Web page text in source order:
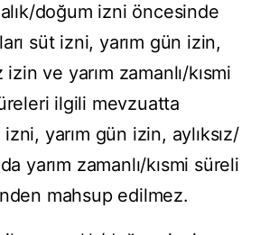
doğum izni öncesinde
süt izni, yarım gün izin,
izin ve yarım zamanlı/kısmi
ilgili mevzuatta
yarım gün izin, aylıksız/
yarım zamanlı/kısmi süreli
mahsup edilmez.